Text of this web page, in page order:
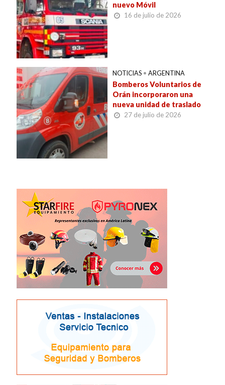
nuevo Móvil
16 de julio de 2026
NOTICIAS • ARGENTINA
Bomberos Voluntarios de
Orán incorporaron una
nueva unidad de traslado
27 de julio de 2026